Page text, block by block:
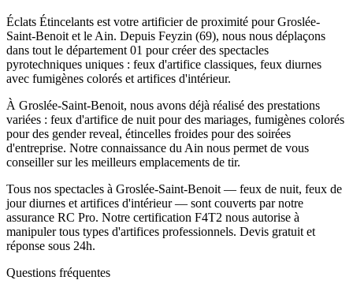
Éclats Étincelants est votre artificier de proximité pour Groslée-
Saint-Benoit et le Ain. Depuis Feyzin (69), nous nous déplaçons
dans tout le département 01 pour créer des spectacles
pyrotechniques uniques : feux d'artifice classiques, feux diurnes
avec fumigènes colorés et artifices d'intérieur.
À Groslée-Saint-Benoit, nous avons déjà réalisé des prestations
variées : feux d'artifice de nuit pour des mariages, fumigènes colorés
pour des gender reveal, étincelles froides pour des soirées
d'entreprise. Notre connaissance du Ain nous permet de vous
conseiller sur les meilleurs emplacements de tir.
Tous nos spectacles à Groslée-Saint-Benoit — feux de nuit, feux de
jour diurnes et artifices d'intérieur — sont couverts par notre
assurance RC Pro. Notre certification F4T2 nous autorise à
manipuler tous types d'artifices professionnels. Devis gratuit et
réponse sous 24h.
Questions fréquentes